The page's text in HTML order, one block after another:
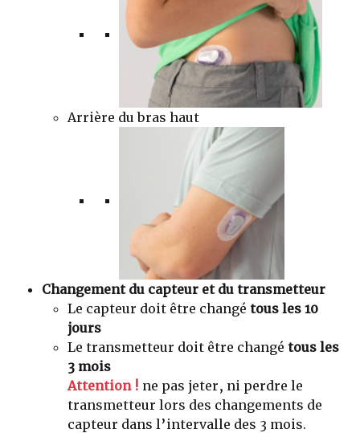
Arrière du bras haut
Changement du capteur et du transmetteur
Le capteur doit être changé tous les 10
jours
Le transmetteur doit être changé tous les
3 mois
Attention ! ne pas jeter, ni perdre le
transmetteur lors des changements de
capteur dans l’intervalle des 3 mois.